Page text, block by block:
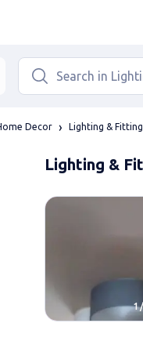
Decor Lighting &
Lighting &
1/